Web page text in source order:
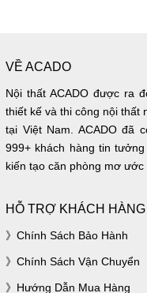
VỀ ACADO
Nội thất ACADO được ra
thiết kế và thi công nội thất
tại Việt Nam. ACADO đã
999+ khách hàng tin
kiến tạo căn phòng mơ ước
HỖ TRỢ KHÁCH HÀNG
Chính Sách Bảo Hành
Chính Sách Vận Chuyển
Hướng Dẫn Mua Hàng